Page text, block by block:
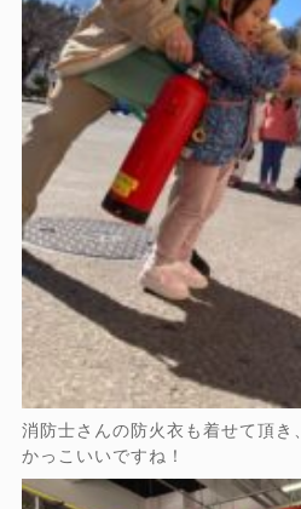
消防士さんの防火衣も着せて頂き
かっこいいですね！